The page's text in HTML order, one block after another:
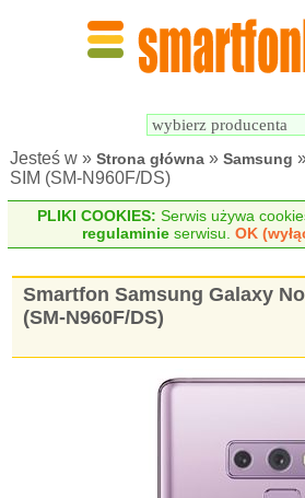
Jesteś w »Strona główna »Samsung
SIM (SM-N960F/DS)
PLIKI COOKIES: Serwis używa
regulaminie serwisu.OK
Smartfon Samsung Galaxy
(SM-N960F/DS)